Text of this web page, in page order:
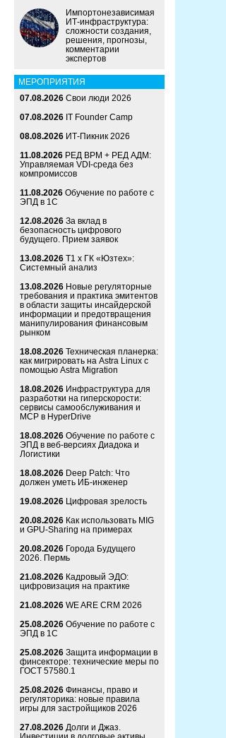
Импортонезависимая
ИТ-инфраструктура:
сложности создания,
решения, прогнозы,
комментарии
экспертов
МЕРОПРИЯТИЯ
07.08.2026 Свои люди 2026
07.08.2026 IT Founder Camp
08.08.2026 ИТ-Пикник 2026
11.08.2026 РЕД ВРМ + РЕД АДМ:
Управляемая VDI-среда без
компромиссов
11.08.2026 Обучение по работе с
ЭПД в 1С
12.08.2026 За вклад в
безопасность цифрового
будущего. Прием заявок
13.08.2026 Т1 x ГК «Юзтех»:
Системный анализ
13.08.2026 Новые регуляторные
требования и практика эмитентов
в области защиты инсайдерской
информации и предотвращения
манипулирования финансовым
рынком
18.08.2026 Техническая планерка:
как мигрировать на Astra Linux с
помощью Astra Migration
18.08.2026 Инфраструктура для
разработки на гиперскорости:
сервисы самообслуживания и
MCP в HyperDrive
18.08.2026 Обучение по работе с
ЭПД в веб-версиях Диадока и
Логистики
18.08.2026 Deep Patch: Что
должен уметь ИБ-инженер
19.08.2026 Цифровая зрелость
20.08.2026 Как использовать MIG
и GPU-Sharing на примерах
20.08.2026 Города Будущего
2026. Пермь
21.08.2026 Кадровый ЭДО:
цифровизация на практике
21.08.2026 WE ARE CRM 2026
25.08.2026 Обучение по работе с
ЭПД в 1С
25.08.2026 Защита информации в
финсекторе: технические меры по
ГОСТ 57580.1
25.08.2026 Финансы, право и
регуляторика: новые правила
игры для застройщиков 2026
27.08.2026 Долги и Джаз.